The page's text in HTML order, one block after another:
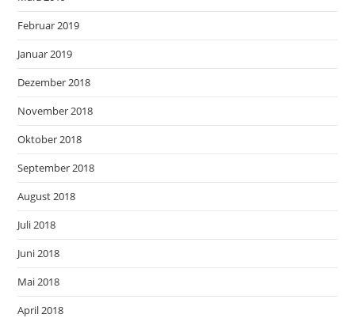
Februar 2019
Januar 2019
Dezember 2018
November 2018
Oktober 2018
September 2018
August 2018
Juli 2018
Juni 2018
Mai 2018
April 2018